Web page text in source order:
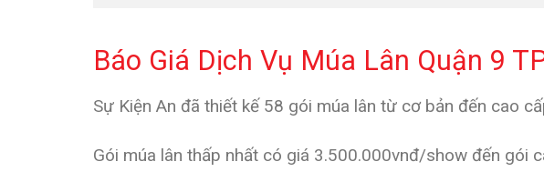
Báo Giá Dịch Vụ Múa Lân Quận 9
Sự Kiện An đã thiết kế 58 gói múa lân từ cơ bản đến cao
Gói múa lân thấp nhất có giá 3.500.000vnđ/show đến gói